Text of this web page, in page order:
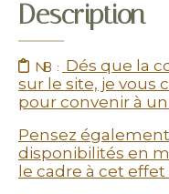
Description
nb :
Dés que la
sur le site, je vous
pour convenir à un
Pensez
disponibilités en
le cadre à cet